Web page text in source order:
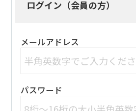
ログイン（会員の方）
メールアドレス
パスワード